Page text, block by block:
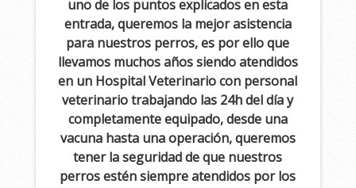
uno de los puntos explicados en esta
entrada, queremos la mejor asistencia
para nuestros perros, es por ello que
llevamos muchos años siendo atendidos
en un Hospital Veterinario con personal
veterinario trabajando las 24h del día y
completamente equipado, desde una
vacuna hasta una operación, queremos
tener la seguridad de que nuestros
perros estén siempre atendidos por los